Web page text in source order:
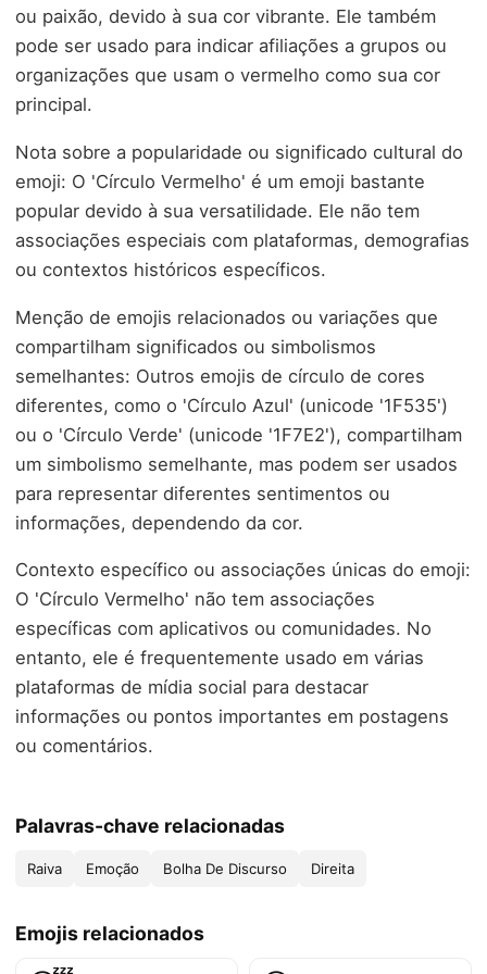
ou paixão, devido à sua cor vibrante. Ele também
pode ser usado para indicar afiliações a grupos ou
organizações que usam o vermelho como sua cor
principal.
Nota sobre a popularidade ou significado cultural do
emoji: O 'Círculo Vermelho' é um emoji bastante
popular devido à sua versatilidade. Ele não tem
associações especiais com plataformas, demografias
ou contextos históricos específicos.
Menção de emojis relacionados ou variações que
compartilham significados ou simbolismos
semelhantes: Outros emojis de círculo de cores
diferentes, como o 'Círculo Azul' (unicode '1F535')
ou o 'Círculo Verde' (unicode '1F7E2'), compartilham
um simbolismo semelhante, mas podem ser usados
para representar diferentes sentimentos ou
informações, dependendo da cor.
Contexto específico ou associações únicas do emoji:
O 'Círculo Vermelho' não tem associações
específicas com aplicativos ou comunidades. No
entanto, ele é frequentemente usado em várias
plataformas de mídia social para destacar
informações ou pontos importantes em postagens
ou comentários.
Palavras-chave relacionadas
Raiva Emoção Bolha De Discurso Direita
Emojis relacionados